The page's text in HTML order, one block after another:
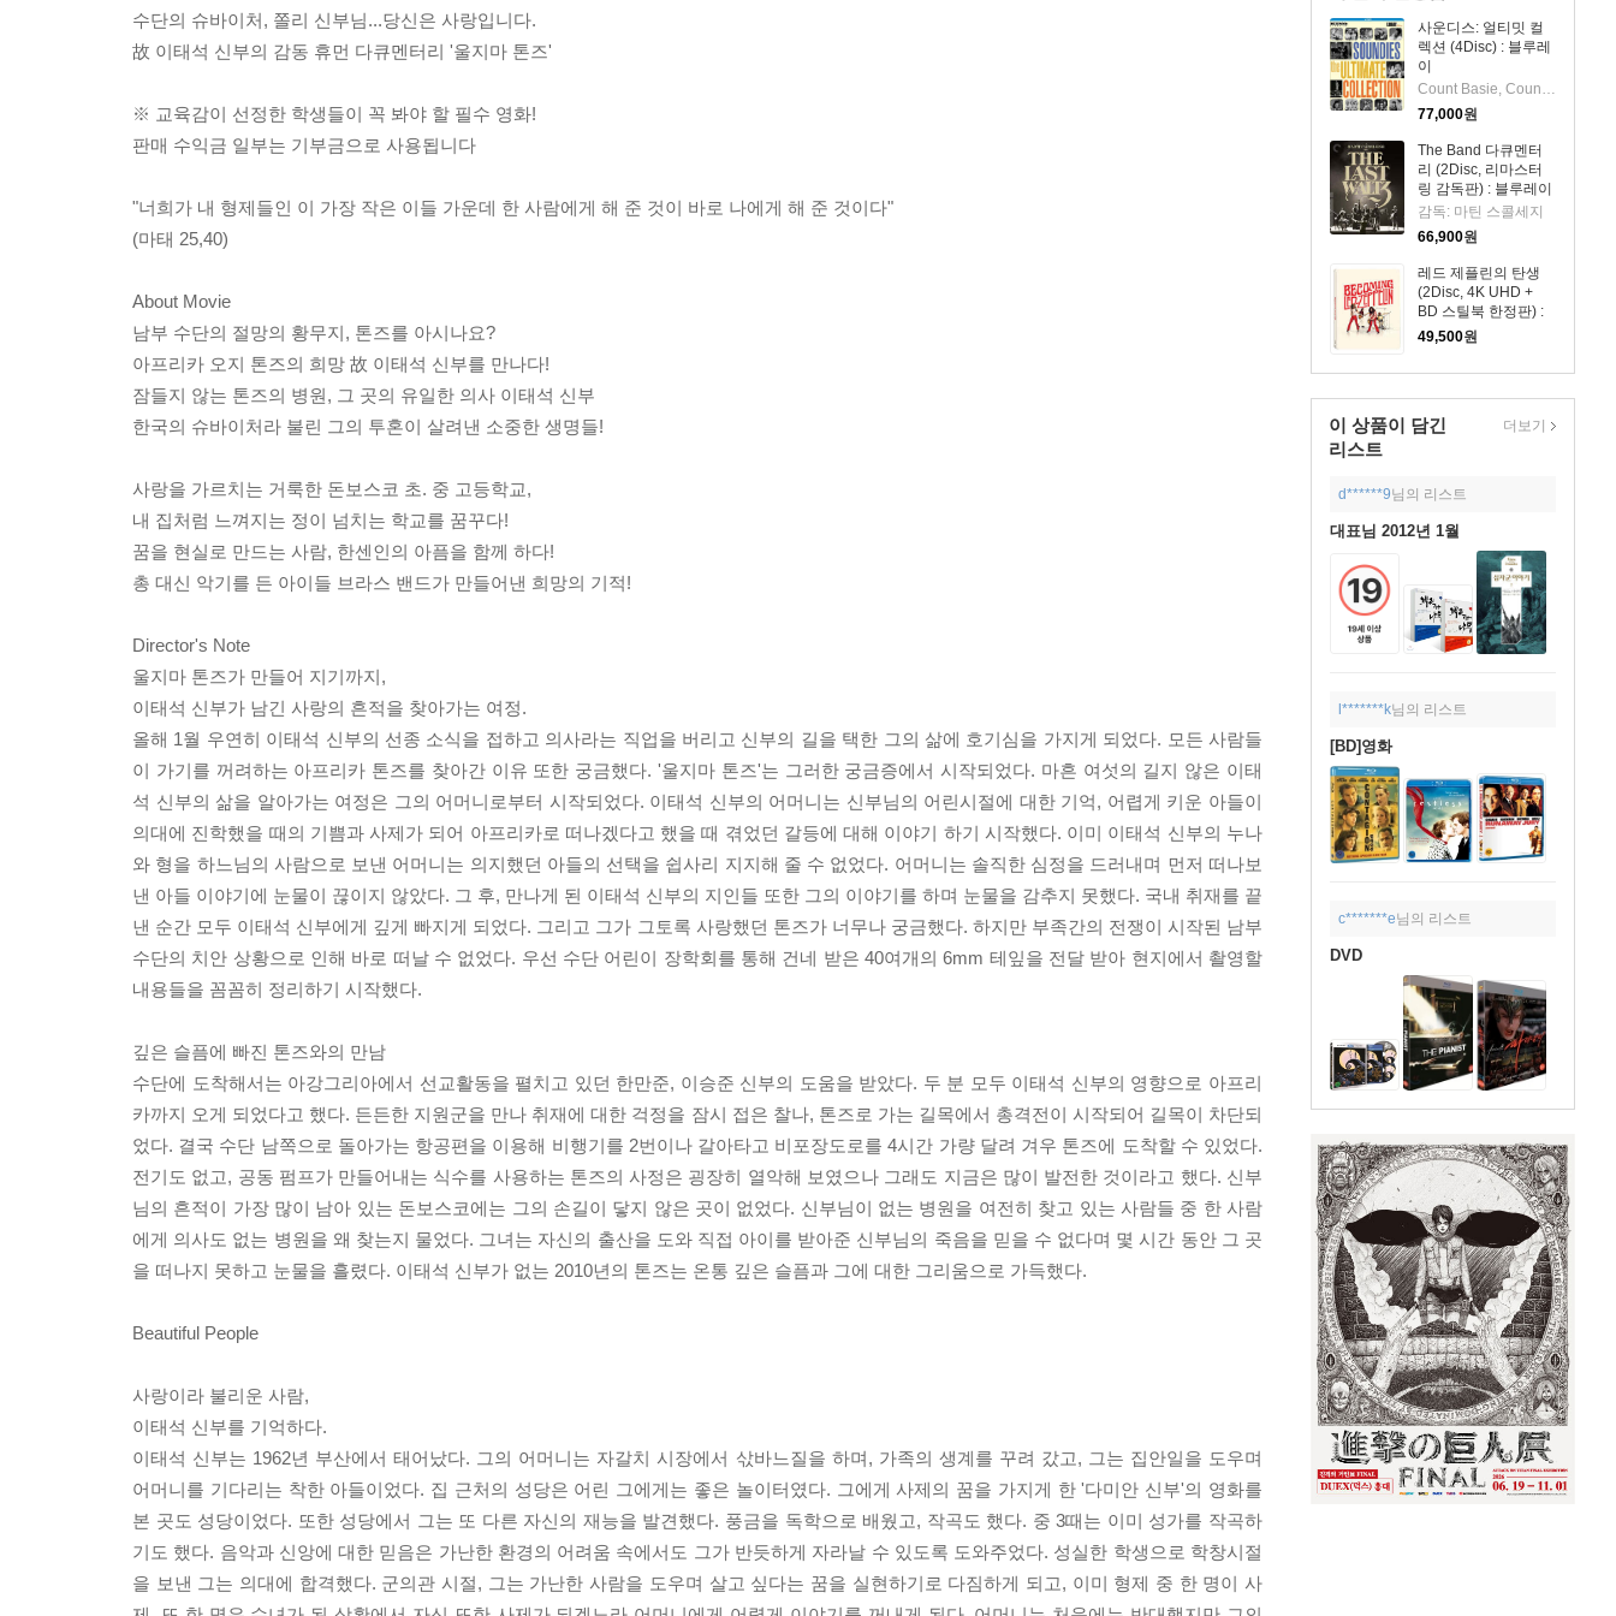
사운디스: 얼티밋 컬
렉션 (4Disc) : 블루레
이
Count Basie, Count Basie & Joe Turner, Cab Calloway, Nat King Cole, Doris Day & Pat Boone, Doris Day, Duke Ellington, Du
77,000원
The Band 다큐멘터
리 (2Disc, 리마스터
링 감독판) : 블루레이
감독: 마틴 스콜세지
66,900원
레드 제플린의 탄생
(2Disc, 4K UHD +
BD 스틸북 한정판) :
블루레이
49,500원
이 상품이 담긴
리스트
더보기
d******9님의 리스트
대표님 2012년 1월
l*******k님의 리스트
[BD]영화
c*******e님의 리스트
DVD
수단의 슈바이처, 쫄리 신부님...당신은 사랑입니다.
故 이태석 신부의 감동 휴먼 다큐멘터리 '울지마 톤즈'
※ 교육감이 선정한 학생들이 꼭 봐야 할 필수 영화!
판매 수익금 일부는 기부금으로 사용됩니다
"너희가 내 형제들인 이 가장 작은 이들 가운데 한 사람에게 해 준 것이 바로 나에게 해 준 것이다"
(마태 25,40)
About Movie
남부 수단의 절망의 황무지, 톤즈를 아시나요?
아프리카 오지 톤즈의 희망 故 이태석 신부를 만나다!
잠들지 않는 톤즈의 병원, 그 곳의 유일한 의사 이태석 신부
한국의 슈바이처라 불린 그의 투혼이 살려낸 소중한 생명들!
사랑을 가르치는 거룩한 돈보스코 초. 중 고등학교,
내 집처럼 느껴지는 정이 넘치는 학교를 꿈꾸다!
꿈을 현실로 만드는 사람, 한센인의 아픔을 함께 하다!
총 대신 악기를 든 아이들 브라스 밴드가 만들어낸 희망의 기적!
Director's Note
울지마 톤즈가 만들어 지기까지,
이태석 신부가 남긴 사랑의 흔적을 찾아가는 여정.
올해 1월 우연히 이태석 신부의 선종 소식을 접하고 의사라는 직업을 버리고 신부의 길을 택한 그의 삶에 호기심을 가지게 되었다. 모든 사람들
이 가기를 꺼려하는 아프리카 톤즈를 찾아간 이유 또한 궁금했다. '울지마 톤즈'는 그러한 궁금증에서 시작되었다. 마흔 여섯의 길지 않은 이태
석 신부의 삶을 알아가는 여정은 그의 어머니로부터 시작되었다. 이태석 신부의 어머니는 신부님의 어린시절에 대한 기억, 어렵게 키운 아들이
의대에 진학했을 때의 기쁨과 사제가 되어 아프리카로 떠나겠다고 했을 때 겪었던 갈등에 대해 이야기 하기 시작했다. 이미 이태석 신부의 누나
와 형을 하느님의 사람으로 보낸 어머니는 의지했던 아들의 선택을 쉽사리 지지해 줄 수 없었다. 어머니는 솔직한 심정을 드러내며 먼저 떠나보
낸 아들 이야기에 눈물이 끊이지 않았다. 그 후, 만나게 된 이태석 신부의 지인들 또한 그의 이야기를 하며 눈물을 감추지 못했다. 국내 취재를 끝
낸 순간 모두 이태석 신부에게 깊게 빠지게 되었다. 그리고 그가 그토록 사랑했던 톤즈가 너무나 궁금했다. 하지만 부족간의 전쟁이 시작된 남부
수단의 치안 상황으로 인해 바로 떠날 수 없었다. 우선 수단 어린이 장학회를 통해 건네 받은 40여개의 6mm 테잎을 전달 받아 현지에서 촬영할
내용들을 꼼꼼히 정리하기 시작했다.
깊은 슬픔에 빠진 톤즈와의 만남
수단에 도착해서는 아강그리아에서 선교활동을 펼치고 있던 한만준, 이승준 신부의 도움을 받았다. 두 분 모두 이태석 신부의 영향으로 아프리
카까지 오게 되었다고 했다. 든든한 지원군을 만나 취재에 대한 걱정을 잠시 접은 찰나, 톤즈로 가는 길목에서 총격전이 시작되어 길목이 차단되
었다. 결국 수단 남쪽으로 돌아가는 항공편을 이용해 비행기를 2번이나 갈아타고 비포장도로를 4시간 가량 달려 겨우 톤즈에 도착할 수 있었다.
전기도 없고, 공동 펌프가 만들어내는 식수를 사용하는 톤즈의 사정은 굉장히 열악해 보였으나 그래도 지금은 많이 발전한 것이라고 했다. 신부
님의 흔적이 가장 많이 남아 있는 돈보스코에는 그의 손길이 닿지 않은 곳이 없었다. 신부님이 없는 병원을 여전히 찾고 있는 사람들 중 한 사람
에게 의사도 없는 병원을 왜 찾는지 물었다. 그녀는 자신의 출산을 도와 직접 아이를 받아준 신부님의 죽음을 믿을 수 없다며 몇 시간 동안 그 곳
을 떠나지 못하고 눈물을 흘렸다. 이태석 신부가 없는 2010년의 톤즈는 온통 깊은 슬픔과 그에 대한 그리움으로 가득했다.
Beautiful People
사랑이라 불리운 사람,
이태석 신부를 기억하다.
이태석 신부는 1962년 부산에서 태어났다. 그의 어머니는 자갈치 시장에서 삯바느질을 하며, 가족의 생계를 꾸려 갔고, 그는 집안일을 도우며
어머니를 기다리는 착한 아들이었다. 집 근처의 성당은 어린 그에게는 좋은 놀이터였다. 그에게 사제의 꿈을 가지게 한 '다미안 신부'의 영화를
본 곳도 성당이었다. 또한 성당에서 그는 또 다른 자신의 재능을 발견했다. 풍금을 독학으로 배웠고, 작곡도 했다. 중 3때는 이미 성가를 작곡하
기도 했다. 음악과 신앙에 대한 믿음은 가난한 환경의 어려움 속에서도 그가 반듯하게 자라날 수 있도록 도와주었다. 성실한 학생으로 학창시절
을 보낸 그는 의대에 합격했다. 군의관 시절, 그는 가난한 사람을 도우며 살고 싶다는 꿈을 실현하기로 다짐하게 되고, 이미 형제 중 한 명이 사